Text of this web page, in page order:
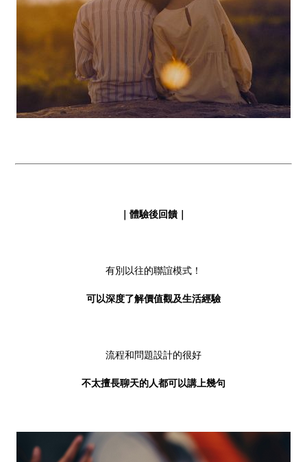
｜體驗後回饋｜
有別以往的聯誼模式！
可以深度了解價值觀及生活經驗
流程和問題設計的很好
不太擅長聊天的人都可以講上幾句